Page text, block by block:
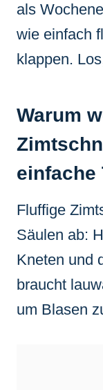
als
wie einfach
klappen.
Warum
einfache
Fluffige
Säulen ab:
Kneten und
braucht
um Blasen